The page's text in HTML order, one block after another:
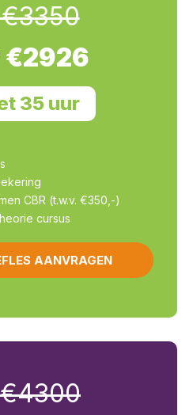
€2926
35 uur
CBR (t.w.v. €350,-)
cursus
AANVRAGEN